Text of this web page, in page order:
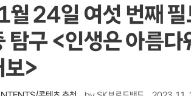
월 24일 여섯 번째
탐구 <인생은 아름
보>